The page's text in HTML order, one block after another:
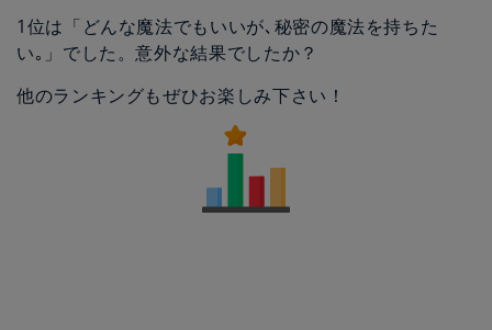
1位は「どんな魔法でもいいが､秘密の魔法を持ちた
い｡」でした。意外な結果でしたか？
他のランキングもぜひお楽しみ下さい！